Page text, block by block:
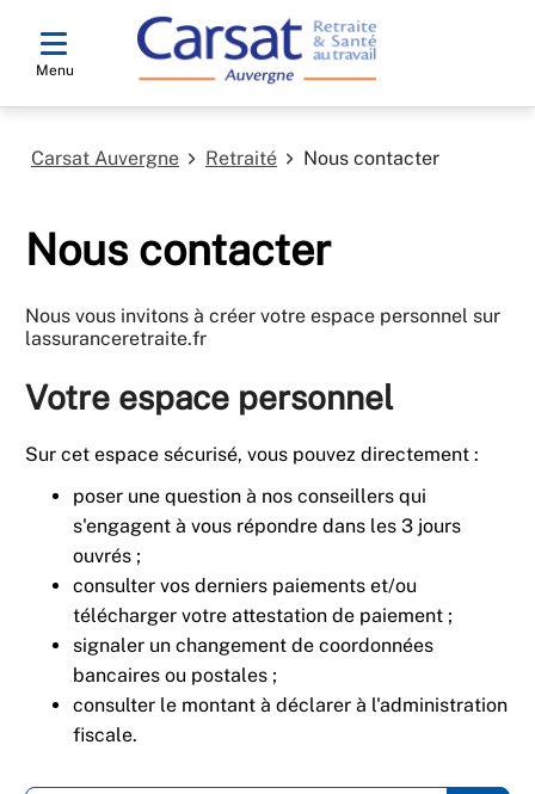
Menu
Carsat Auvergne Retraité Nous contacter
Nous contacter
Nous vous invitons à créer votre espace personnel sur
lassuranceretraite.fr
Votre espace personnel
Sur cet espace sécurisé, vous pouvez directement :
poser une question à nos conseillers qui
s'engagent à vous répondre dans les 3 jours
ouvrés ;
consulter vos derniers paiements et/ou
télécharger votre attestation de paiement ;
signaler un changement de coordonnées
bancaires ou postales ;
consulter le montant à déclarer à l'administration
fiscale.